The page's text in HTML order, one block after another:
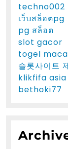
techno002
เว็บสล็อตpg
pg สล็อต
slot gacor
togel
슬롯사이트
klikfifa asia
bethoki77